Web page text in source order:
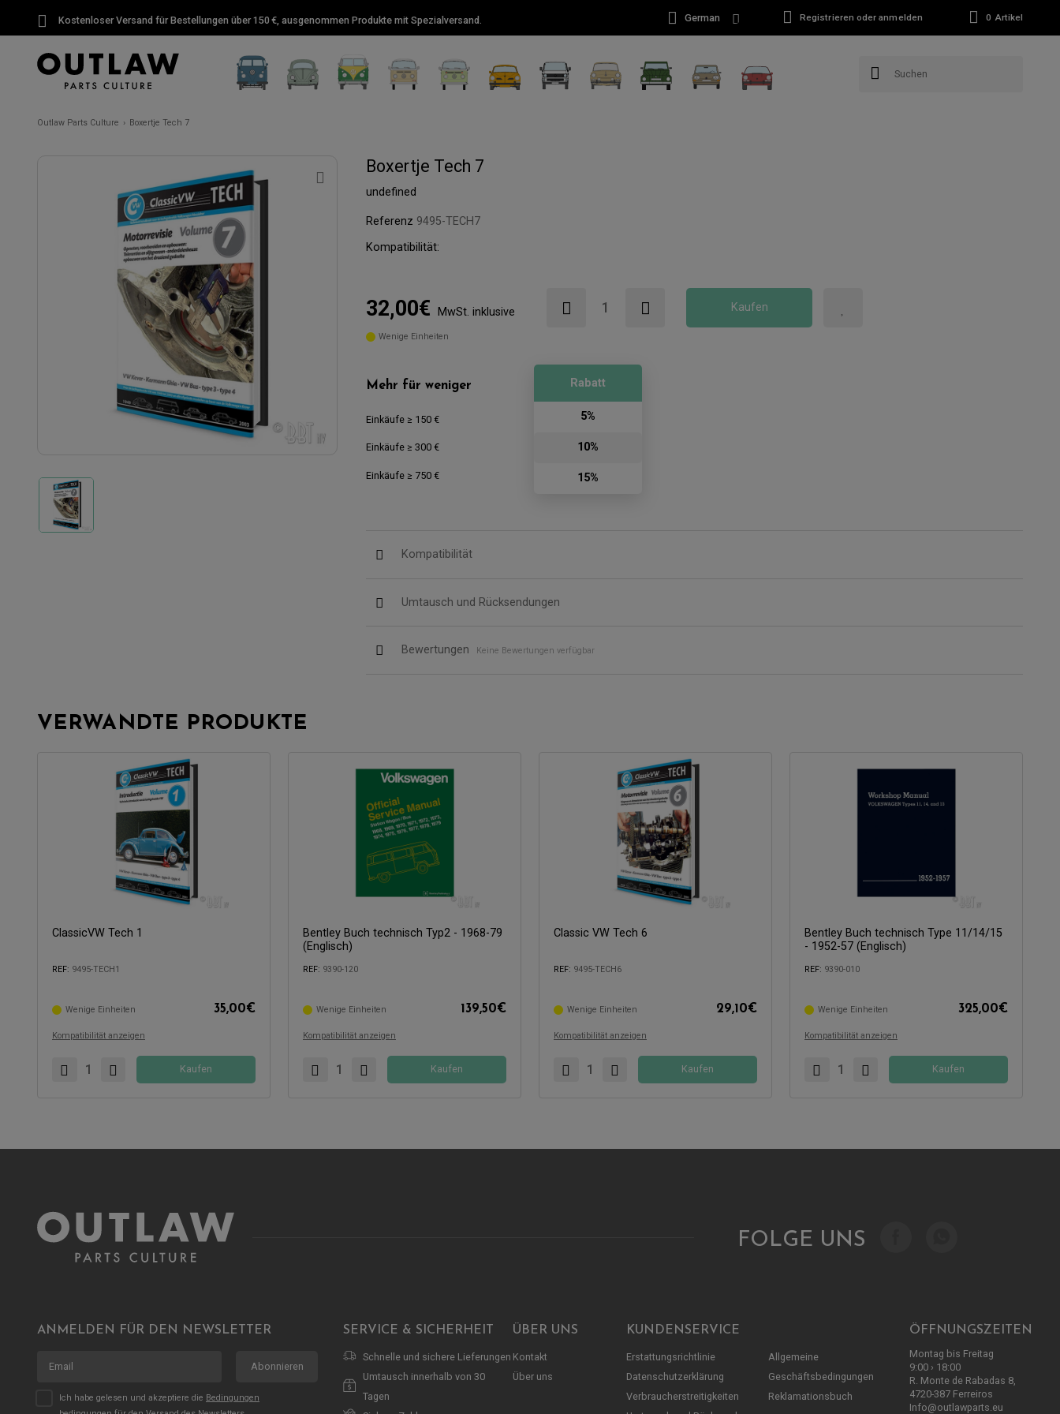
Kostenloser Versand für Bestellungen über 150 €, ausgenommen Produkte mit Spezialversand. German Registrieren oder anmelden 0 Artikel
Outlaw Parts Culture Boxertje Tech 7
Boxertje Tech 7
undefined
Referenz 9495-TECH7
Kompatibilität:
32,00€ MwSt. inklusive Kaufen
Wenige Einheiten
Mehr für weniger
Einkäufe ≥ 150 €
Einkäufe ≥ 300 €
Einkäufe ≥ 750 €
Rabatt
5%
10%
15%
Kompatibilität
Umtausch und Rücksendungen
Bewertungen Keine Bewertungen verfügbar
VERWANDTE PRODUKTE
ClassicVW Tech 1
REF: 9495-TECH1
Wenige Einheiten 35,00€
Kompatibilität anzeigen
Kompatibel mit:
Kaufen
Bentley Buch technisch Typ2 - 1968-79
(Englisch)
REF: 9390-120
Wenige Einheiten 139,50€
Kompatibilität anzeigen
Kaufen
Classic VW Tech 6
REF: 9495-TECH6
Wenige Einheiten 29,10€
Kompatibilität anzeigen
Kompatibel mit:
Kaufen
Bentley Buch technisch Type 11/14/15
- 1952-57 (Englisch)
REF: 9390-010
Wenige Einheiten 325,00€
Kompatibilität anzeigen
Kaufen
FOLGE UNS
ANMELDEN FÜR DEN NEWSLETTER
Abonnieren
Ich habe gelesen und akzeptiere die Bedingungen
SERVICE & SICHERHEIT
Schnelle und sichere Lieferungen
Umtausch innerhalb von 30
Tagen
ÜBER UNS
Kontakt
Über uns
KUNDENSERVICE
Erstattungsrichtlinie
Datenschutzerklärung
Verbraucherstreitigkeiten
Allgemeine
Geschäftsbedingungen
Reklamationsbuch
ÖFFNUNGSZEITEN
Montag bis Freitag
9:00 › 18:00
R. Monte de Rabadas 8,
4720-387 Ferreiros
Info@outlawparts.eu